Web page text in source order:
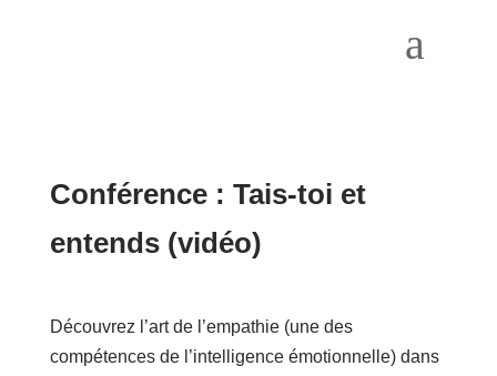
a
Conférence : Tais-toi et
entends (vidéo)
Découvrez l’art de l’empathie (une des
compétences de l’intelligence émotionnelle) dans